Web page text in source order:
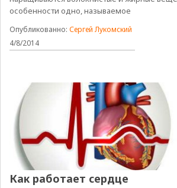
особенности одно, называемое
Опубликованно:Сергей Лукомский
4/8/2014
Как работает сердце